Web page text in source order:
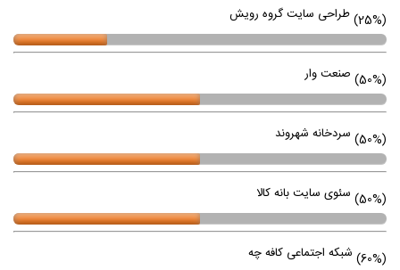
طراحی سایت گروه رویش(25%)
صنعت وار (50%)
سردخانه شهروند (50%)
سئوی سایت بانه کالا (50%)
شبکه اجتماعی کافه چه (60%)